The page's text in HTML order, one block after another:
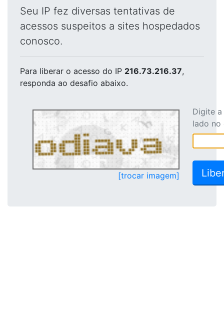
Seu IP fez diversas tentativas de
acessos suspeitos a sites hospedados
conosco.
Para liberar o acesso do IP 216.73.216.37,
responda ao desafio abaixo.
[trocar imagem]
Digite
lado no